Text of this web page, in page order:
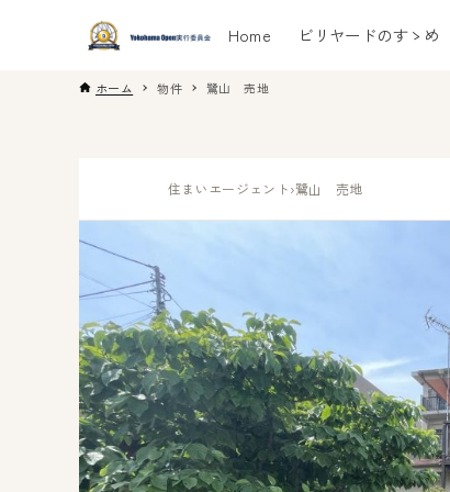
Home ビリヤードのすゝめ
ホーム 物件 鷺山 売地
住まいエージェント›鷺山 売地